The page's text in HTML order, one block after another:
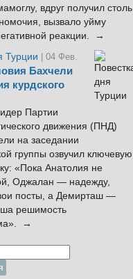
вдруг получил столь
вызвало уйму
реакции. →
Турции
| 04 Фев.
Бахчели
курдского
Партии
движения (ПНД)
на заседании
группы озвучил ключевую
«Пока Анатолия не
Оджалан — надежду,
посты, а Демирташ —
решимость
→